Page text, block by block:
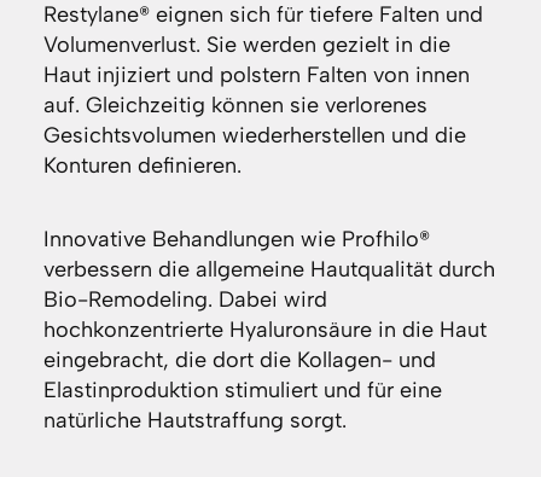
Restylane® eignen sich für tiefere Falten und
Volumenverlust. Sie werden gezielt in die
Haut injiziert und polstern Falten von innen
auf. Gleichzeitig können sie verlorenes
Gesichtsvolumen wiederherstellen und die
Konturen definieren.
Innovative Behandlungen wie Profhilo®
verbessern die allgemeine Hautqualität durch
Bio-Remodeling. Dabei wird
hochkonzentrierte Hyaluronsäure in die Haut
eingebracht, die dort die Kollagen- und
Elastinproduktion stimuliert und für eine
natürliche Hautstraffung sorgt.